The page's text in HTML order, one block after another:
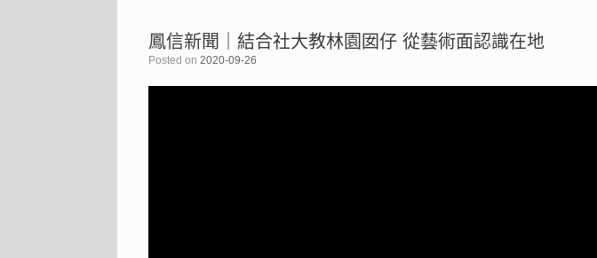
鳳信新聞｜結合社大教林園囡仔 從藝術面認識在地
Posted on 2020-09-26